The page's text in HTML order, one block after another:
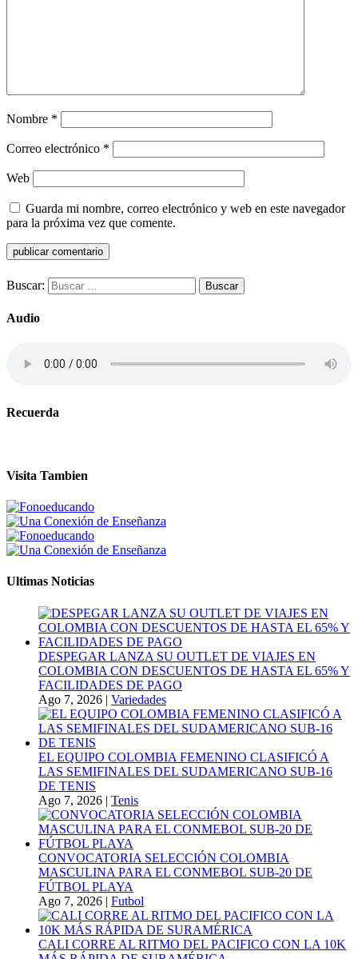
Nombre *
Correo electrónico *
Web
Guarda mi nombre, correo electrónico y web en este navegador
para la próxima vez que comente.
Buscar:
Audio
Recuerda
Visita Tambien
Ultimas Noticias
DESPEGAR LANZA SU OUTLET DE VIAJES EN
COLOMBIA CON DESCUENTOS DE HASTA EL 65% Y
FACILIDADES DE PAGO
Ago 7, 2026 | Variedades
EL EQUIPO COLOMBIA FEMENINO CLASIFICÓ A
LAS SEMIFINALES DEL SUDAMERICANO SUB-16
DE TENIS
Ago 7, 2026 | Tenis
CONVOCATORIA SELECCIÓN COLOMBIA
MASCULINA PARA EL CONMEBOL SUB-20 DE
FÚTBOL PLAYA
Ago 7, 2026 | Futbol
CALI CORRE AL RITMO DEL PACIFICO CON LA 10K